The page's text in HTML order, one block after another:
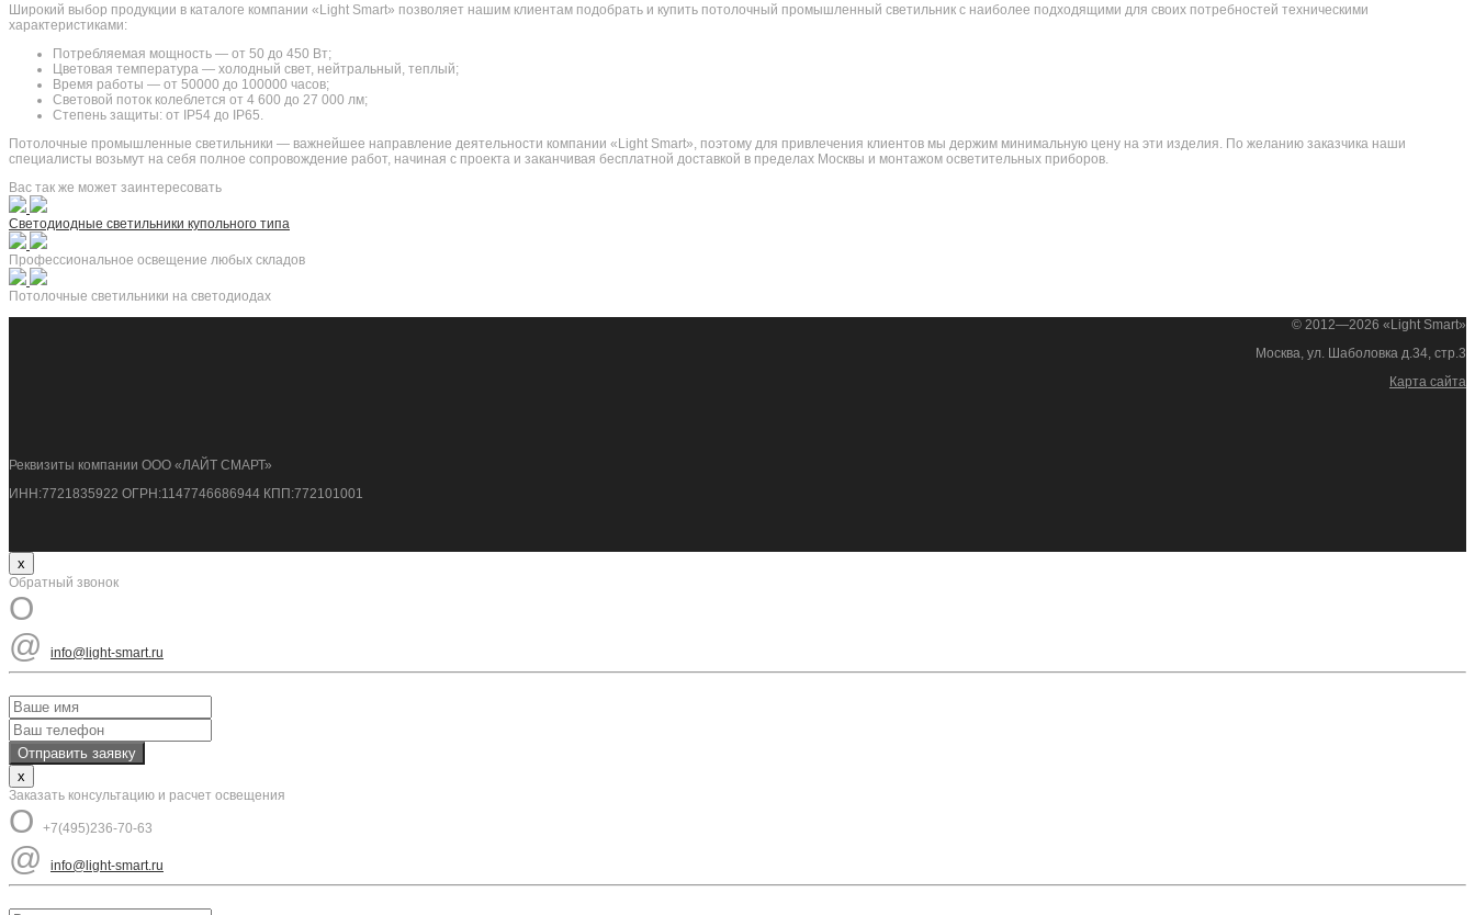
Широкий выбор продукции в каталоге компании «Light Smart» позволяет нашим клиентам подобрать и купить потолочный промышленный светильник с наиболее подходящими для своих потребностей техническими
характеристиками:
Потребляемая мощность — от 50 до 450 Вт;
Цветовая температура — холодный свет, нейтральный, теплый;
Время работы — от 50000 до 100000 часов;
Световой поток колеблется от 4 600 до 27 000 лм;
Степень защиты: от IP54 до IP65.
Потолочные промышленные светильники — важнейшее направление деятельности компании «Light Smart», поэтому для привлечения клиентов мы держим минимальную цену на эти изделия. По желанию заказчика наши
специалисты возьмут на себя полное сопровождение работ, начиная с проекта и заканчивая бесплатной доставкой в пределах Москвы и монтажом осветительных приборов.
Вас так же может заинтересовать
Светодиодные светильники купольного типа
Профессиональное освещение любых складов
Потолочные светильники на светодиодах
© 2012—2026 «Light Smart»
Москва, ул. Шаболовка д.34, стр.3
Карта сайта
Реквизиты компании ООО «ЛАЙТ СМАРТ»
ИНН:7721835922 ОГРН:1147746686944 КПП:772101001
x
Обратный звонок
O
@
info@light-smart.ru
x
Заказать консультацию и расчет освещения
O +7(495)236-70-63
@ info@light-smart.ru